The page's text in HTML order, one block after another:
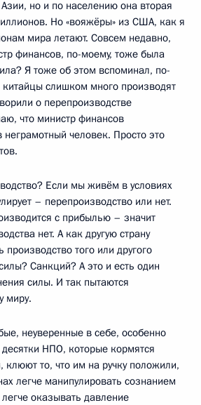
но и по населению она вторая
Но «вояжёры» из США, как я
мира летают. Совсем недавно,
финансов, по-моему, тоже была
Я тоже об этом вспоминал, по-
слишком много производят
о перепроизводстве
что министр финансов
человек. Просто это
Если мы живём в условиях
– перепроизводство или нет.
с прибылью – значит
нет. А как другую страну
производство того или другого
Санкций? А это и есть один
силы. И так пытаются
миру.
неуверенные в себе, особенно
десятки НПО, которые кормятся
клюют то, что им на ручку положили,
легче манипулировать сознанием
оказывать давление